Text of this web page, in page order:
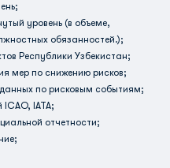
уровень (в объеме,
обязанностей.);
Республики Узбекистан;
мер по снижению рисков;
по рисковым событиям;
IATA;
отчетности;